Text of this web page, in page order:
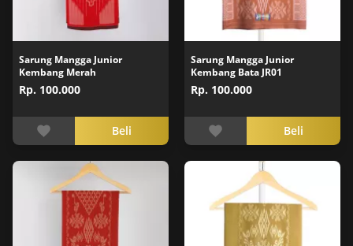
Sarung Mangga Junior
Kembang Merah
Rp. 100.000
Beli
Sarung Mangga Junior
Kembang Bata JR01
Rp. 100.000
Beli